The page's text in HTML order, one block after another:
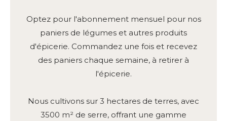
Optez pour l'abonnement mensuel pour nos
paniers de légumes et autres produits
d'épicerie. Commandez une fois et recevez
des paniers chaque semaine, à retirer à
l'épicerie.
Nous cultivons sur 3 hectares de terres, avec
3500 m² de serre, offrant une gamme